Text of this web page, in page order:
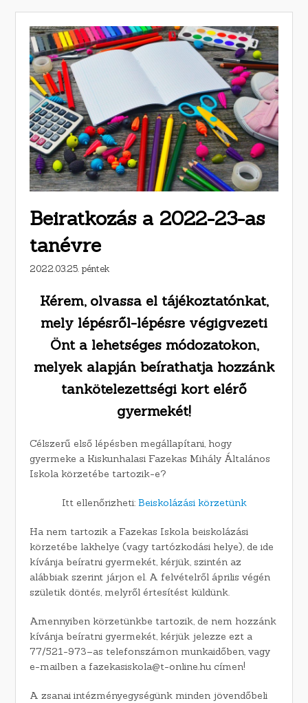
Beiratkozás a 2022-23-as
tanévre
2022.03.25. péntek
Kérem, olvassa el tájékoztatónkat,
mely lépésről-lépésre végigvezeti
Önt a lehetséges módozatokon,
melyek alapján beírathatja hozzánk
tankötelezettségi kort elérő
gyermekét!
Célszerű első lépésben megállapítani, hogy
gyermeke a Kiskunhalasi Fazekas Mihály Általános
Iskola körzetébe tartozik-e?
Itt ellenőrizheti: Beiskolázási körzetünk
Ha nem tartozik a Fazekas Iskola beiskolázási
körzetébe lakhelye (vagy tartózkodási helye), de ide
kívánja beíratni gyermekét, kérjük, szintén az
alábbiak szerint járjon el. A felvételről április végén
születik döntés, melyről értesítést küldünk.
Amennyiben körzetünkbe tartozik, de nem hozzánk
kívánja beíratni gyermekét, kérjük jelezze ezt a
77/521-973–as telefonszámon munkaidőben, vagy
e-mailben a fazekasiskola@t-online.hu címen!
A zsanai intézményegységünk minden jövendőbeli